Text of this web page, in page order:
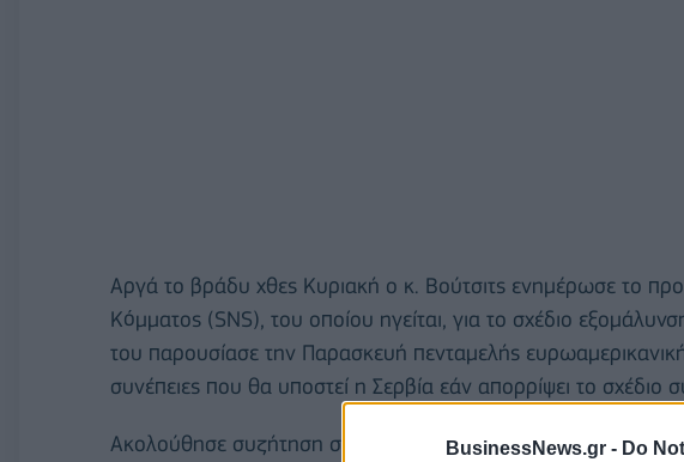
BusinessNews.gr - Do
Αργά το βράδυ χθες Κυριακή ο κ. Βούτσιτς ενημέρωσε το
Κόμματος (SNS), του οποίου ηγείται, για το σχέδιο
του παρουσίασε την Παρασκευή πενταμελής
συνέπειες που θα υποστεί η Σερβία εάν απορρίψει το σχέδιο
Ακολούθησε συζήτηση σε υψηλούς τόνους: πολλά στελέχη